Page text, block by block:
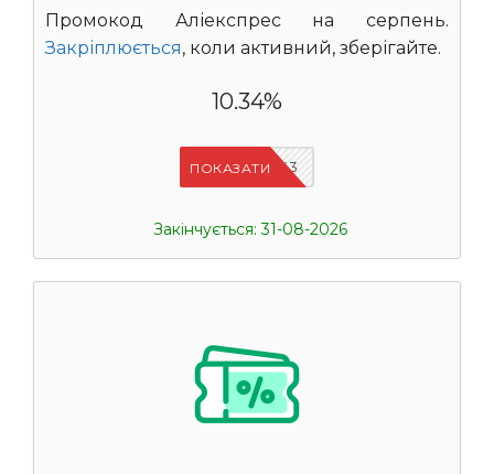
Промокод Аліекспрес на серпень.
Закріплюється, коли активний, зберігайте.
10.34%
IFPOJIX3
ПОКАЗАТИ
Закінчується: 31-08-2026